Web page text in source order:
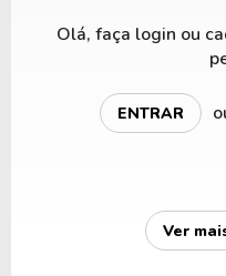
Olá, faça login ou
ENTRAR
Ver